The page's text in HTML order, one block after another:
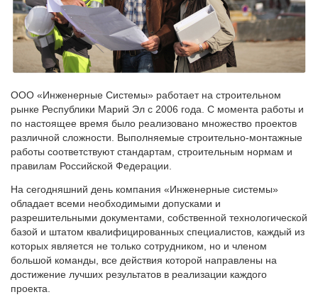
ООО «Инженерные Системы» работает на строительном
рынке Республики Марий Эл с 2006 года. С момента работы и
по настоящее время было реализовано множество проектов
различной сложности. Выполняемые строительно-монтажные
работы соответствуют стандартам, строительным нормам и
правилам Российской Федерации.
На сегодняшний день компания «Инженерные системы»
обладает всеми необходимыми допусками и
разрешительными документами, собственной технологической
базой и штатом квалифицированных специалистов, каждый из
которых является не только сотрудником, но и членом
большой команды, все действия которой направлены на
достижение лучших результатов в реализации каждого
проекта.